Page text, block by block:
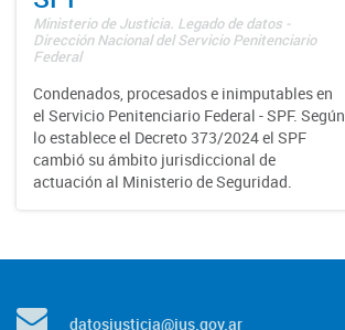
Ministerio de Justicia. Legado de datos -
Dirección Nacional del Servicio Penitenciario
Federal
Condenados, procesados e inimputables en
el Servicio Penitenciario Federal - SPF. Según
lo establece el Decreto 373/2024 el SPF
cambió su ámbito jurisdiccional de
actuación al Ministerio de Seguridad.
datosjusticia@jus.gov.ar